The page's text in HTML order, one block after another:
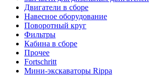
Двигатели в сборе
Навесное оборудование
Поворотный круг
Фильтры
Кабина в сборе
Прочее
Fortschritt
Мини-экскаваторы Rippa